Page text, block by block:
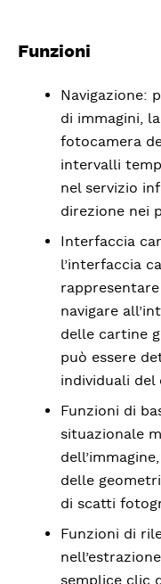
Funzioni
Navigazione:
di immagini,
fotocamera
intervalli
nel servizio
direzione nei
Interfaccia
l’interfaccia
navigare
delle cartine
può essere
individuali del
Funzioni di
situazionale
delle
di scatti
Funzioni di
semplice clic